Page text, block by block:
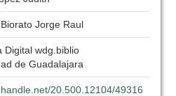
Jorge Raul
Digital wdg.biblio
de Guadalajara
20.500.12104/49316